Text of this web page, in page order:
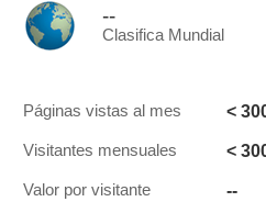
--
Clasifica Mundial
Páginas vistas al mes <
Visitantes mensuales <
Valor por visitante --